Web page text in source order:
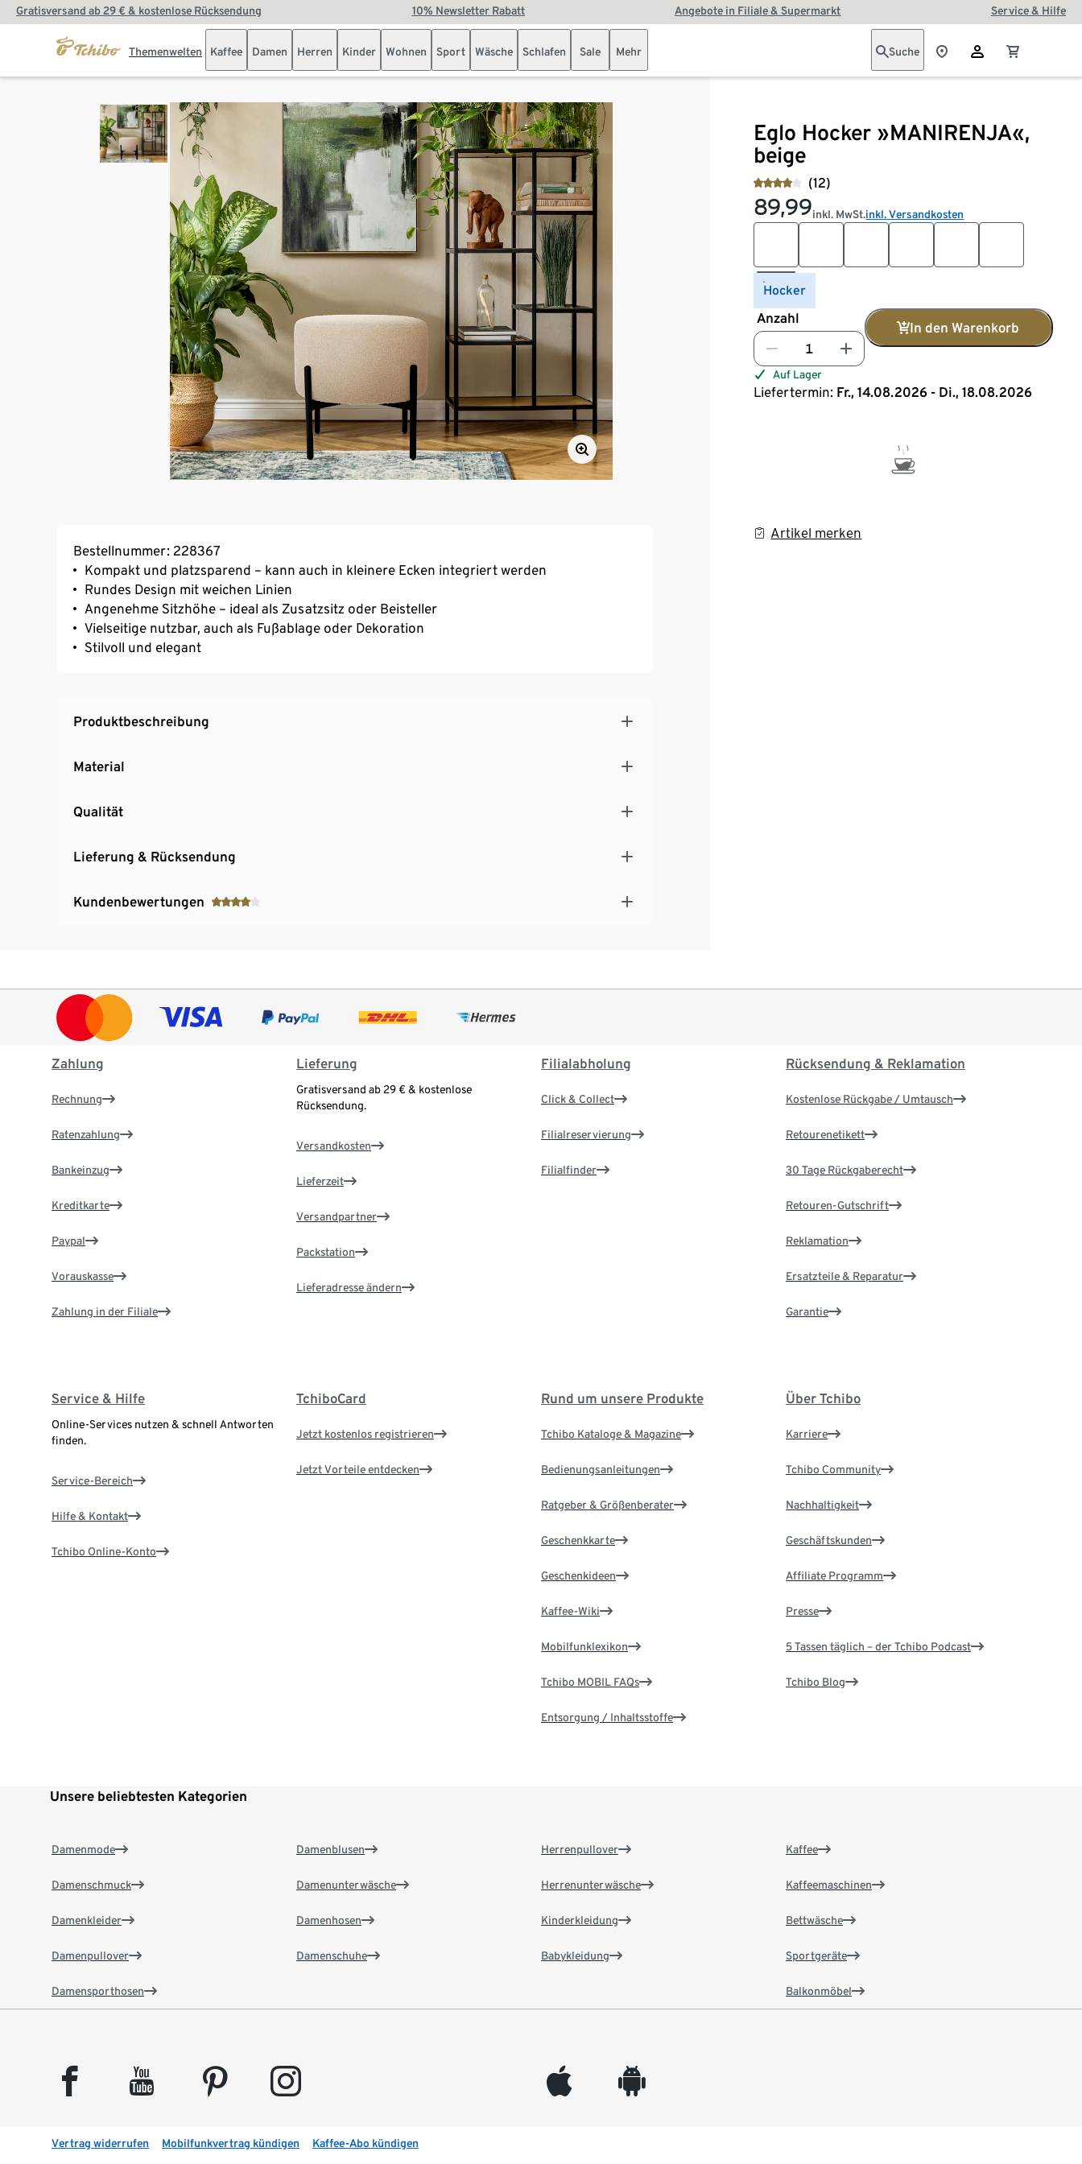
Gratisversand ab 29 € & kostenlose Rücksendung 10% Newsletter Rabatt Angebote in Filiale & Supermarkt Service & Hilfe
Themenwelten Kaffee Damen Herren Kinder Wohnen Sport Wäsche Schlafen Sale Mehr Suche
Eglo Hocker »MANIRENJA«,
beige
(12)
89,99inkl. MwSt.inkl. Versandkosten
Hocker
Anzahl
In den Warenkorb
Auf Lager
Liefertermin: Fr., 14.08.2026 - Di., 18.08.2026
Artikel merken
Bestellnummer: 228367
Kompakt und platzsparend – kann auch in kleinere Ecken integriert werden
Rundes Design mit weichen Linien
Angenehme Sitzhöhe – ideal als Zusatzsitz oder Beisteller
Vielseitige nutzbar, auch als Fuß­ablage oder Dekoration
Stilvoll und elegant
Produktbeschreibung
Material
Qualität
Lieferung & Rücksendung
Kundenbewertungen
Zahlung
Rechnung
Ratenzahlung
Bankeinzug
Kreditkarte
Paypal
Vorauskasse
Zahlung in der Filiale
Lieferung
Gratisversand ab 29 € & kostenlose
Rücksendung.
Versandkosten
Lieferzeit
Versandpartner
Packstation
Lieferadresse ändern
Filialabholung
Click & Collect
Filialreservierung
Filialfinder
Rücksendung & Reklamation
Kostenlose Rückgabe / Umtausch
Retourenetikett
30 Tage Rückgaberecht
Retouren-Gutschrift
Reklamation
Ersatzteile & Reparatur
Garantie
Service & Hilfe
Online-Services nutzen & schnell Antworten
finden.
Service-Bereich
Hilfe & Kontakt
Tchibo Online-Konto
TchiboCard
Jetzt kostenlos registrieren
Jetzt Vorteile entdecken
Rund um unsere Produkte
Tchibo Kataloge & Magazine
Bedienungsanleitungen
Ratgeber & Größenberater
Geschenkkarte
Geschenkideen
Kaffee-Wiki
Mobilfunklexikon
Tchibo MOBIL FAQs
Entsorgung / Inhaltsstoffe
Über Tchibo
Karriere
Tchibo Community
Nachhaltigkeit
Geschäftskunden
Affiliate Programm
Presse
5 Tassen täglich – der Tchibo Podcast
Tchibo Blog
Unsere beliebtesten Kategorien
Damenmode
Damenschmuck
Damenkleider
Damenpullover
Damensporthosen
Damenblusen
Damenunterwäsche
Damenhosen
Damenschuhe
Herrenpullover
Herrenunterwäsche
Kinderkleidung
Babykleidung
Kaffee
Kaffeemaschinen
Bettwäsche
Sportgeräte
Balkonmöbel
facebook youtube pinterest instagram appleinc android
Vertrag widerrufen Mobilfunkvertrag kündigen Kaffee-Abo kündigen